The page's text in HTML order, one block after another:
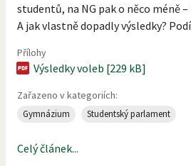
studentů, na NG pak o něco méně
A jak vlastně dopadly výsledky?
Přílohy
Výsledky voleb [229 kB]
Zařazeno v kategoriích:
Gymnázium Studentský parlament
Celý článek...